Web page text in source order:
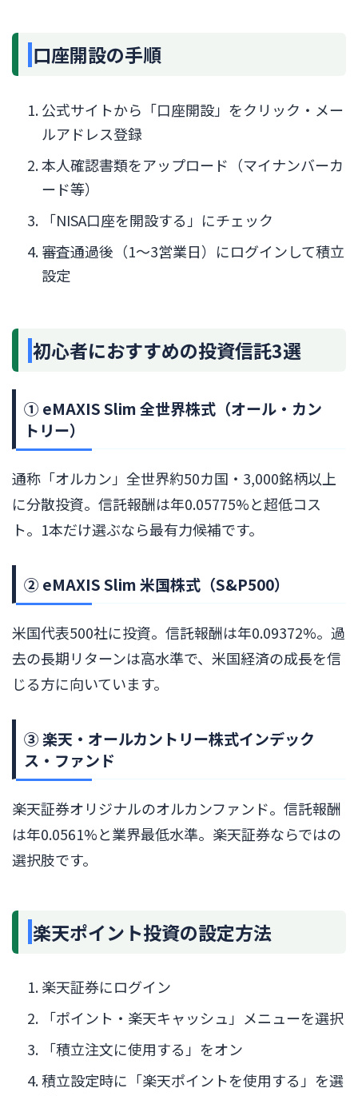
口座開設の手順
公式サイトから「口座開設」をクリック・メー
ルアドレス登録
本人確認書類をアップロード（マイナンバーカ
ード等）
「NISA口座を開設する」にチェック
審査通過後（1〜3営業日）にログインして積立
設定
初心者におすすめの投資信託3選
① eMAXIS Slim 全世界株式（オール・カン
トリー）
通称「オルカン」全世界約50カ国・3,000銘柄以上
に分散投資。信託報酬は年0.05775%と超低コス
ト。1本だけ選ぶなら最有力候補です。
② eMAXIS Slim 米国株式（S&P500）
米国代表500社に投資。信託報酬は年0.09372%。過
去の長期リターンは高水準で、米国経済の成長を信
じる方に向いています。
③ 楽天・オールカントリー株式インデック
ス・ファンド
楽天証券オリジナルのオルカンファンド。信託報酬
は年0.0561%と業界最低水準。楽天証券ならではの
選択肢です。
楽天ポイント投資の設定方法
楽天証券にログイン
「ポイント・楽天キャッシュ」メニューを選択
「積立注文に使用する」をオン
積立設定時に「楽天ポイントを使用する」を選